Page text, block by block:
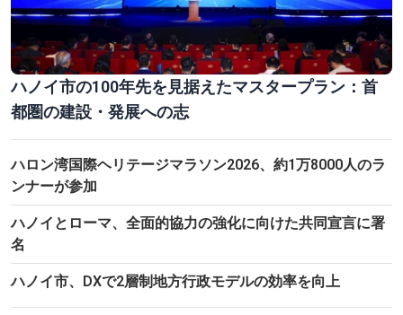
ハノイ市の100年先を見据えたマスタープラン：首
都圏の建設・発展への志
ハロン湾国際ヘリテージマラソン2026、約1万8000人のラ
ンナーが参加
ハノイとローマ、全面的協力の強化に向けた共同宣言に署
名
ハノイ市、DXで2層制地方行政モデルの効率を向上